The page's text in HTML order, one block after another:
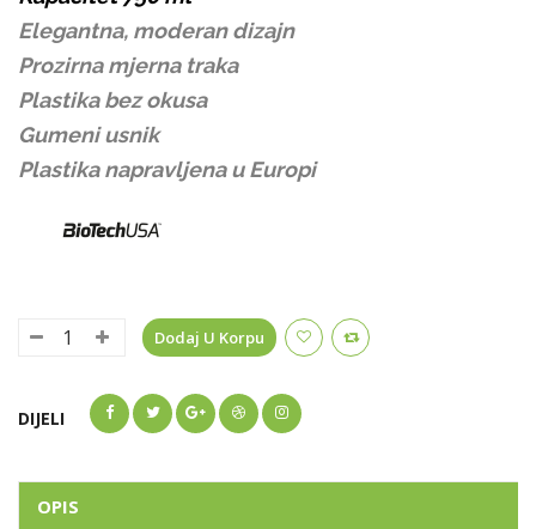
Elegantna, moderan dizajn
Prozirna mjerna traka
Plastika bez okusa
Gumeni usnik
Plastika napravljena u Europi
Dodaj U Korpu
DIJELI
OPIS